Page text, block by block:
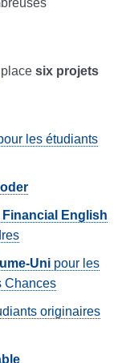
six projets
les étudiants
English
Uni pour les
Chances
originaires